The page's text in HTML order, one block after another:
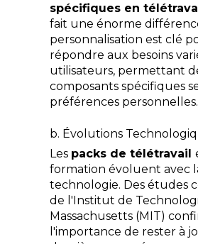
spécifiques en
fait une énorme
personnalisation est clé
répondre aux besoins
utilisateurs, permettant
composants spécifiques
préférences personnelles.
b. Évolutions
Les packs de télétravail
formation évoluent avec
technologie. Des études
de l'Institut de
Massachusetts (MIT)
l'importance de rester à